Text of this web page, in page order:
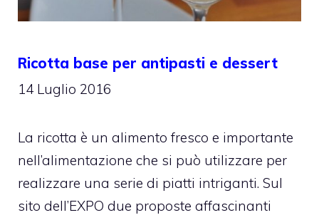
Ricotta base per antipasti e dessert
14 Luglio 2016
La ricotta è un alimento fresco e importante
nell’alimentazione che si può utilizzare per
realizzare una serie di piatti intriganti. Sul
sito dell’EXPO due proposte affascinanti